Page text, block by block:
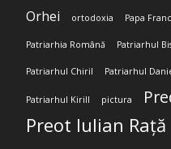
Orhei ortodoxia Papa
Patriarhia Română Patriarhul
Patriarhul Chiril Patriarhul
Patriarhul Kirill pictura
Preot Iulian Rață